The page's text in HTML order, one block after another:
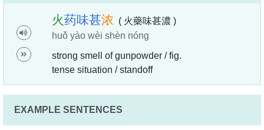
火药味甚浓
( 火藥味甚濃 )
huǒ yào wèi shèn nóng
strong smell of gunpowder / fig.
tense situation / standoff
EXAMPLE SENTENCES